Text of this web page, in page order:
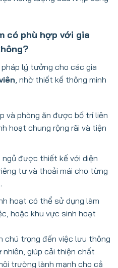
có phù hợp với gia
pháp lý tưởng cho các gia
, nhờ thiết kế thông minh
và phòng ăn được bố trí liên
hoạt chung rộng rãi và tiện
ngủ được thiết kế với diện
tư và thoải mái cho từng
hoạt có thể sử dụng làm
hoặc khu vực sinh hoạt
chú trọng đến việc lưu thông
giúp cải thiện chất
trường lành mạnh cho cả